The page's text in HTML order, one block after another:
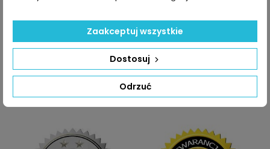
5002
765313-
5002S
Dane zawarte w tabeli mogą odbiegać od rzeczywistości.
Dokładamy wszelkich starań aby jednak tak nie było.
Najlepszym kryterium doboru części jest sprawdzenie
numerów producenta na uszkodzonej części.
Odrzuć
Dostosuj
Zaakceptuj wszystkie